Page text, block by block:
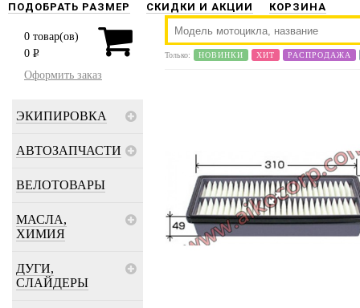
ПОДОБРАТЬ РАЗМЕР
СКИДКИ И АКЦИИ КОРЗИНА
0 товар(ов)
0 P
Оформить заказ
ЭКИПИРОВКА
АВТОЗАПЧАСТИ
ВЕЛОТОВАРЫ
МАСЛА,
ХИМИЯ
ДУГИ,
СЛАЙДЕРЫ
Только: НОВИНКИ ХИТ РАСПРОДАЖА